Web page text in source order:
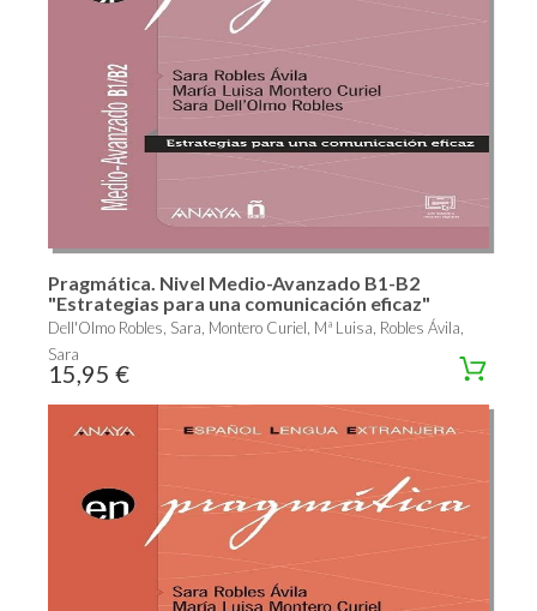
Pragmática. Nivel Medio-Avanzado B1-B2
"Estrategias para una comunicación eficaz"
Dell'Olmo Robles, Sara, Montero Curiel, Mª Luisa, Robles Ávila,
Sara
15,95 €